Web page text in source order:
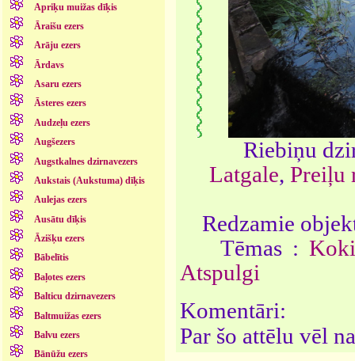
Apriķu muižas dīķis
Āraišu ezers
Arāju ezers
Ārdavs
Asaru ezers
Āsteres ezers
Audzeļu ezers
Augšezers
Augstkalnes dzirnavezers
Aukstais (Aukstuma) dīķis
Aulejas ezers
Ausātu dīķis
Āzišķu ezers
Bābelītis
Baļotes ezers
Balticu dzirnavezers
Baltmuižas ezers
Balvu ezers
Bānūžu ezers
Riebiņu
Latgale,Preiļu
Redzamie
Tēmas :
Atspulgi
Komentāri:
Par šo attēlu vēl